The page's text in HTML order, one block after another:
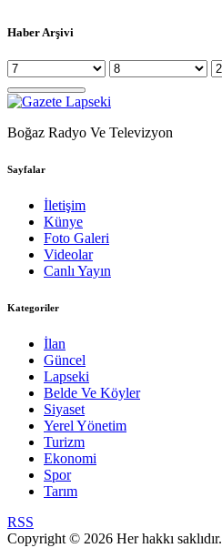
Haber Arşivi
Boğaz Radyo Ve Televizyon
Sayfalar
İletişim
Künye
Foto Galeri
Videolar
Canlı Yayın
Kategoriler
İlan
Güncel
Lapseki
Belde Ve Köyler
Siyaset
Yerel Yönetim
Turizm
Ekonomi
Spor
Tarım
RSS
Copyright © 2026 Her hakkı saklıdır.